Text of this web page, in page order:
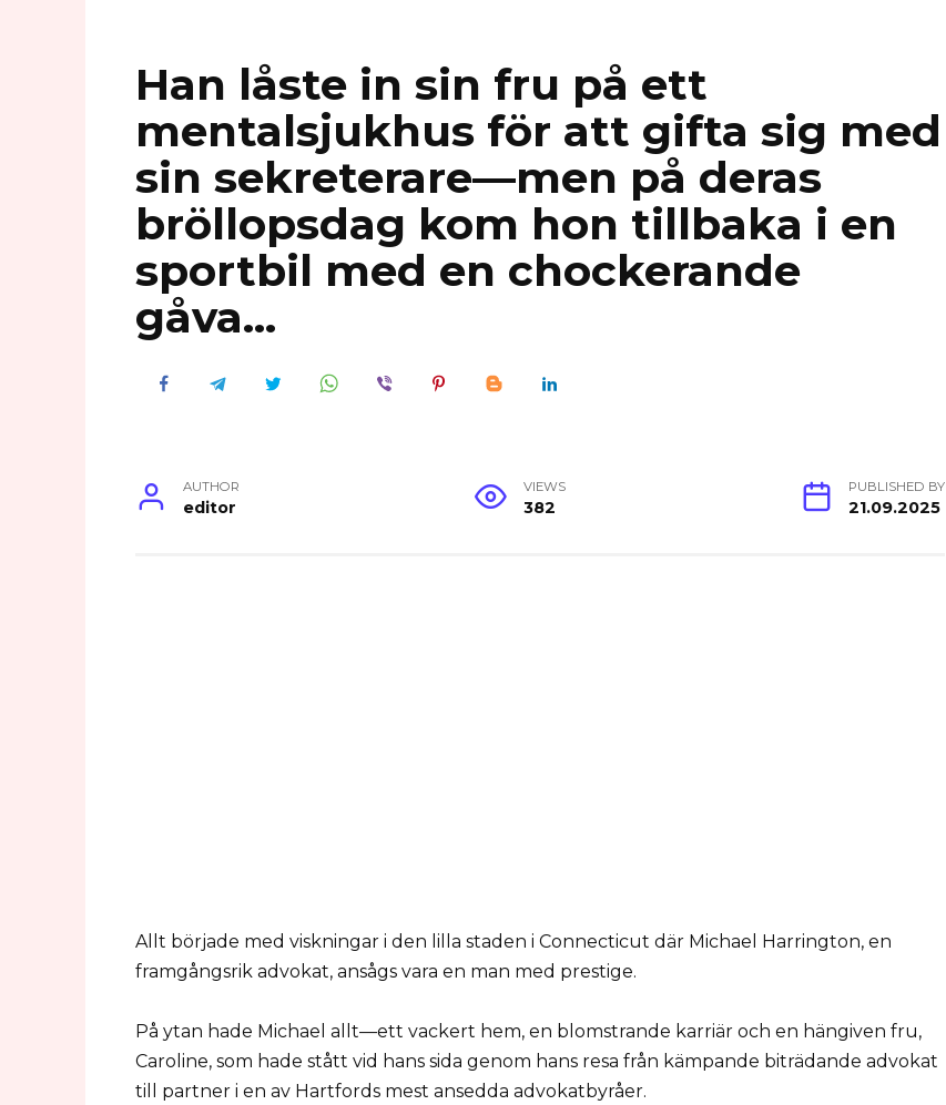
Han låste in sin fru på ett
mentalsjukhus för att gifta sig med
sin sekreterare—men på deras
bröllopsdag kom hon tillbaka i en
sportbil med en chockerande
gåva…
AUTHOR
editor
VIEWS
382
PUBLISHED BY
21.09.2025
Allt började med viskningar i den lilla staden i Connecticut där Michael Harrington, en
framgångsrik advokat, ansågs vara en man med prestige.
På ytan hade Michael allt—ett vackert hem, en blomstrande karriär och en hängiven fru,
Caroline, som hade stått vid hans sida genom hans resa från kämpande biträdande advokat
till partner i en av Hartfords mest ansedda advokatbyråer.